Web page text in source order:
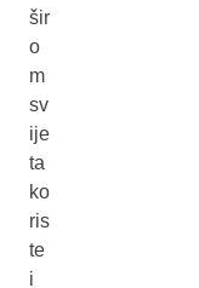
šir
o
m
sv
ije
ta
ko
ris
te
i